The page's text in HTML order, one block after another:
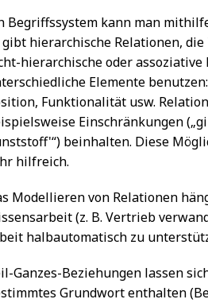
Begriffssystem kann man
gibt hierarchische Relationen,
hierarchische oder
Elemente
Funktionalität usw.
Einschränkungen
beinhalten. Diese
hilfreich.
Modellieren von Relationen
(z. B. Vertrieb
halbautomatisch zu
Ganzes-Beziehungen lassen
Grundwort enthalten